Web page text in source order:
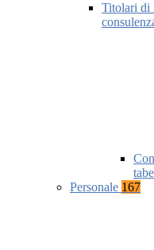
Titolari di
Personale 167